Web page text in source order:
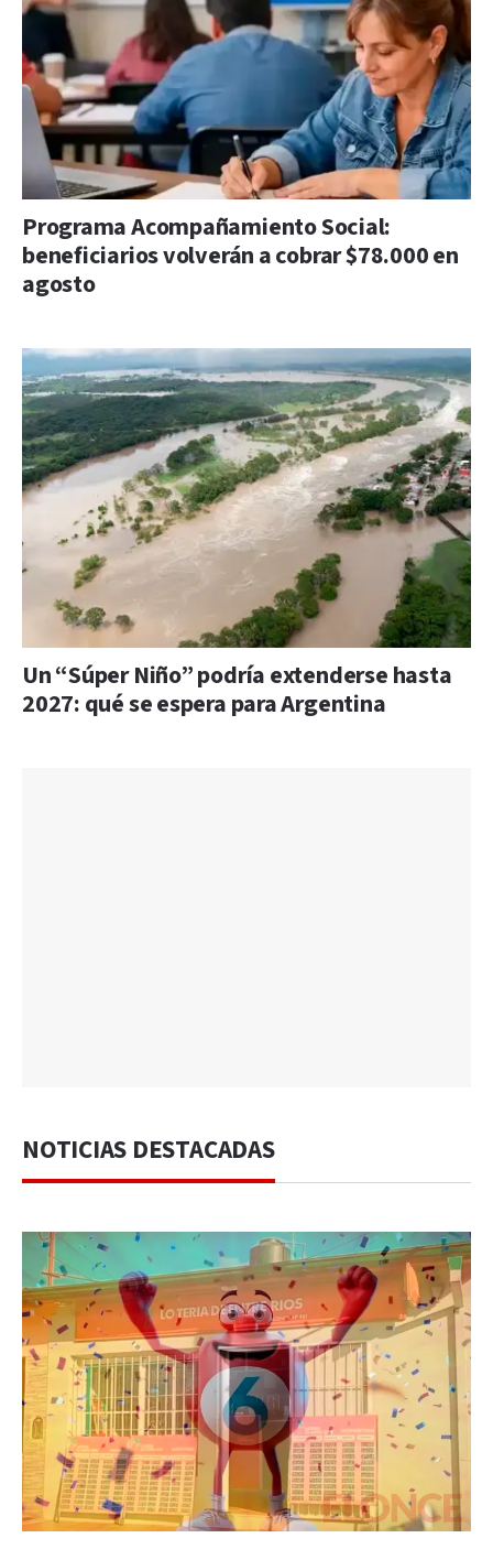
Programa Acompañamiento Social:
beneficiarios volverán a cobrar $78.000 en
agosto
Un “Súper Niño” podría extenderse hasta
2027: qué se espera para Argentina
NOTICIAS DESTACADAS